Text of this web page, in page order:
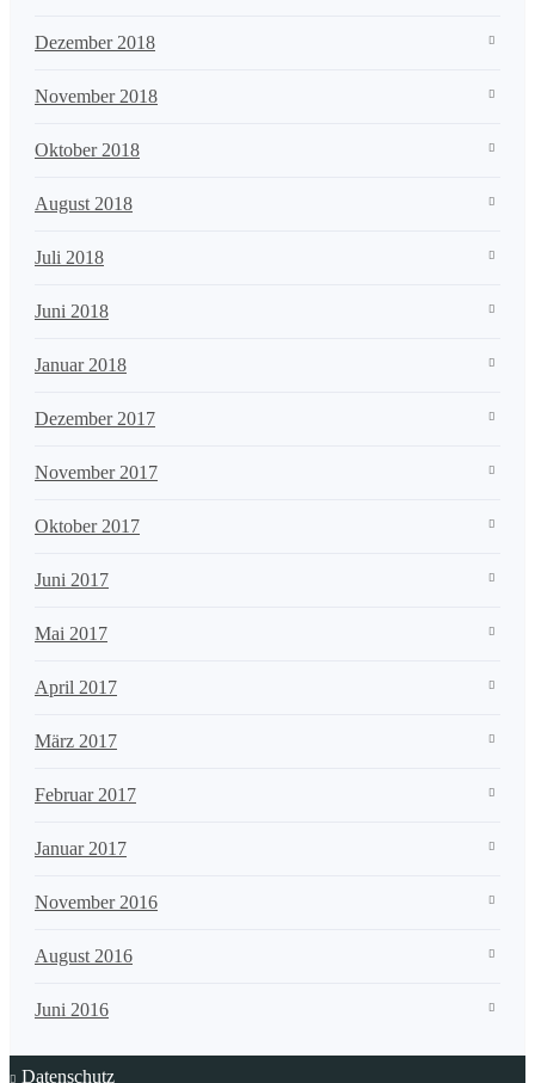
Dezember 2018
November 2018
Oktober 2018
August 2018
Juli 2018
Juni 2018
Januar 2018
Dezember 2017
November 2017
Oktober 2017
Juni 2017
Mai 2017
April 2017
März 2017
Februar 2017
Januar 2017
November 2016
August 2016
Juni 2016
Datenschutz